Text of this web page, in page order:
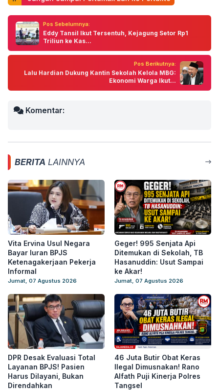
Pos Sebelumnya:
Eddy Tansil Ikut Tersentuh, Kejagung Setor Rp1
Triliun ke Kas...
Pos Berikutnya:
Lalu Hardian Dukung Kantin Sekolah Kelola MBG:
Ekonomi Warga Ikut...
Komentar:
BERITA LAINNYA
Vita Ervina Usul Negara
Bayar Iuran BPJS
Ketenagakerjaan Pekerja
Informal
Jumat, 07 Agustus 2026
Geger! 995 Senjata Api
Ditemukan di Sekolah, TB
Hasanuddin: Usut Sampai
ke Akar!
Jumat, 07 Agustus 2026
DPR Desak Evaluasi Total
Layanan BPJS! Pasien
Harus Dilayani, Bukan
Direndahkan
46 Juta Butir Obat Keras
Ilegal Dimusnakan! Rano
Alfath Puji Kinerja Polres
Tangsel